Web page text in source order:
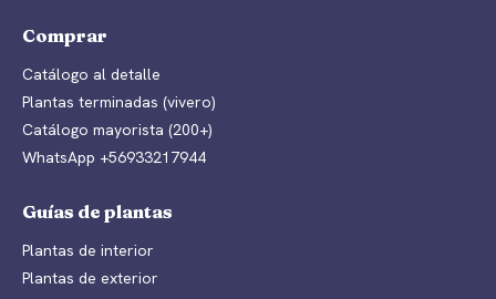
Comprar
Catálogo al detalle
Plantas terminadas (vivero)
Catálogo mayorista (200+)
WhatsApp +56933217944
Guías de plantas
Plantas de interior
Plantas de exterior